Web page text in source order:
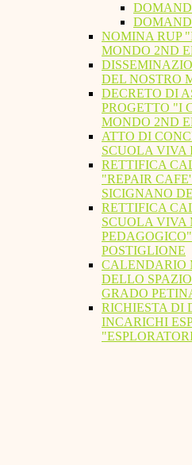
NOMINA RUP
MONDO 2ND
DEL NOSTRO
DECRETO DI
PROGETTO "I
MONDO 2ND
ATTO DI
SCUOLA
RETTIFICA
"REPAIR
SICIGNANO
RETTIFICA
SCUOLA VIVA
POSTIGLIONE
CALENDARIO
DELLO
GRADO
RICHIESTA DI
INCARICHI